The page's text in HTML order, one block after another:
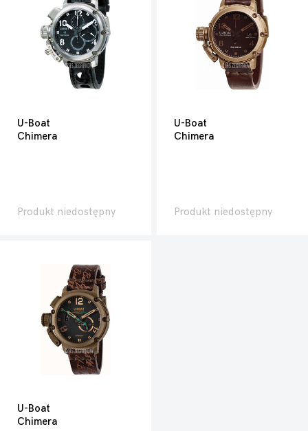
U-Boat
Chimera
Produkt niedostępny
U-Boat
Chimera
Produkt niedostępny
U-Boat
Chimera